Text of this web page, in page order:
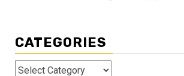
CATEGORIES
Categories